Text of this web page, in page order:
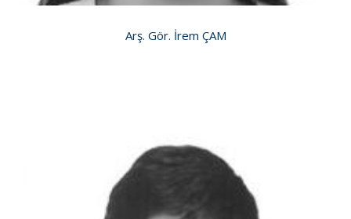
Arş. Gör. İrem ÇAM